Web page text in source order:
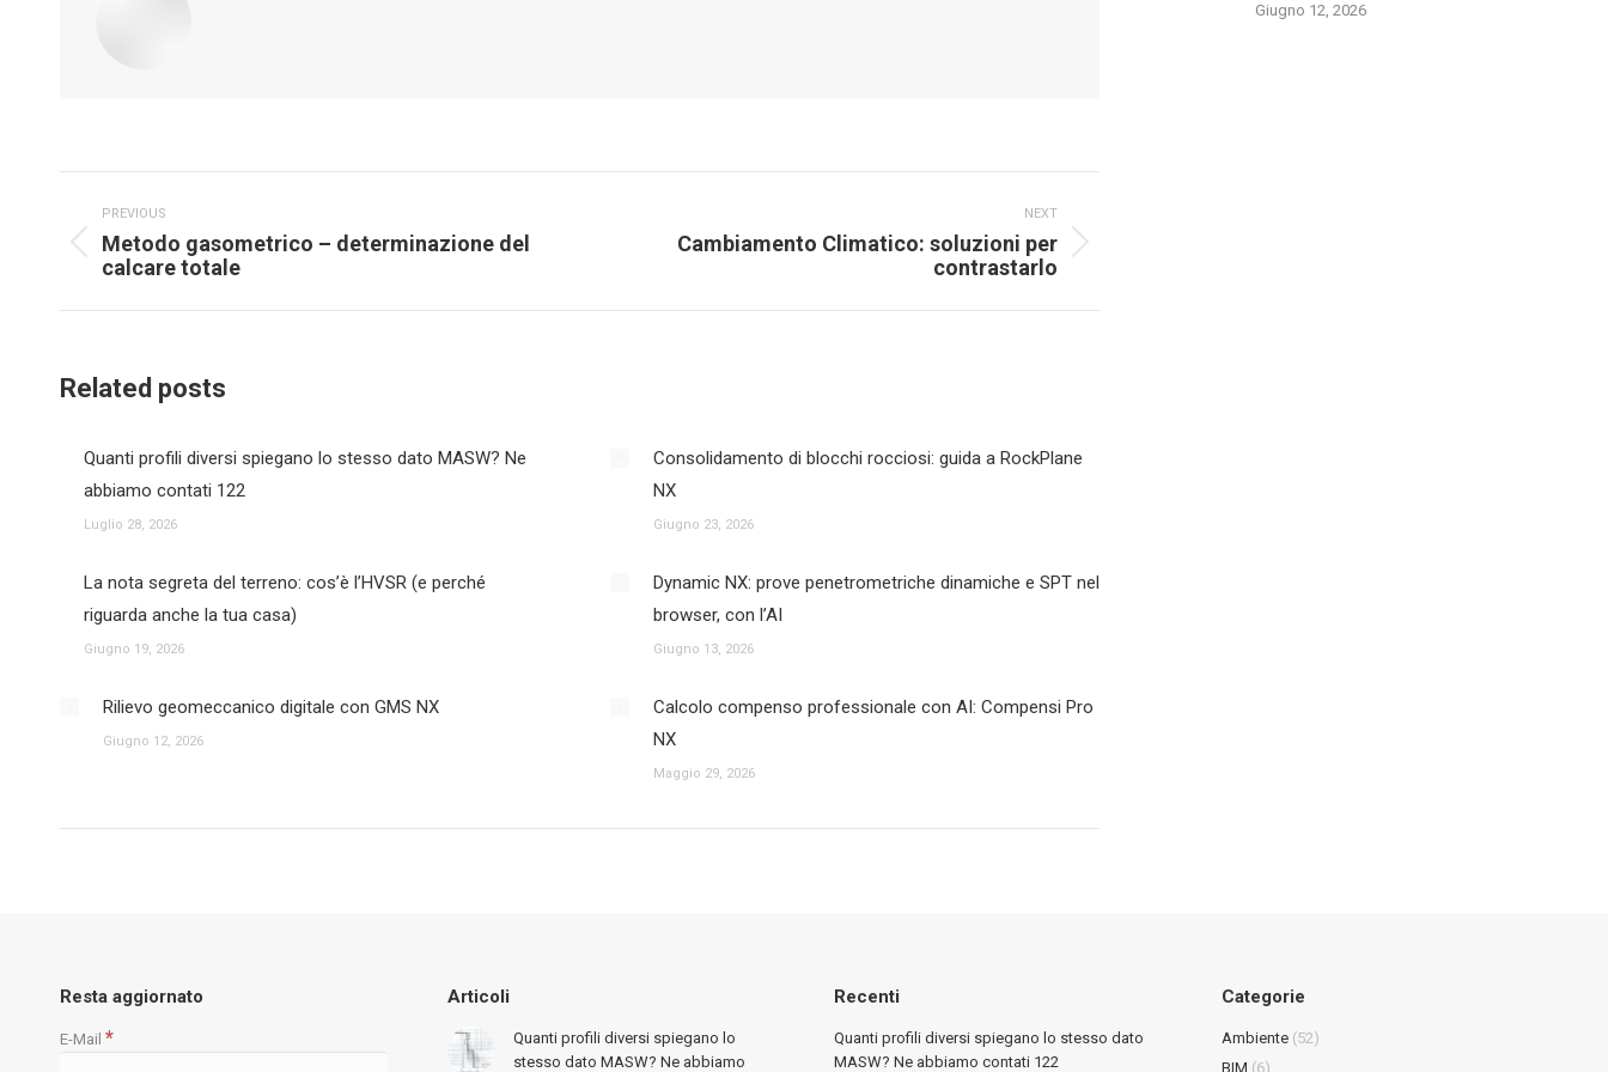
navigation
PREVIOUS
Previous
Metodo gasometrico – determinazione del
calcare totale
NEXT
Cambiamento Climatico: soluzioni per
contrastarlo
Related posts
Quanti profili diversi spiegano lo stesso dato MASW? Ne
abbiamo contati 122
Luglio 28, 2026
Consolidamento di blocchi rocciosi: guida a RockPlane
NX
Giugno 23, 2026
La nota segreta del terreno: cos’è l’HVSR (e perché
riguarda anche la tua casa)
Giugno 19, 2026
Dynamic NX: prove penetrometriche dinamiche e SPT nel
browser, con l’AI
Giugno 13, 2026
Rilievo geomeccanico digitale con GMS NX
Giugno 12, 2026
Calcolo compenso professionale con AI: Compensi Pro
NX
Maggio 29, 2026
Giugno 12, 2026
Resta aggiornato
E-Mail *
Articoli
Quanti profili diversi spiegano lo
stesso dato MASW? Ne abbiamo
Recenti
Quanti profili diversi spiegano lo stesso dato
MASW? Ne abbiamo contati 122
Categorie
Ambiente(52)
BIM (6)